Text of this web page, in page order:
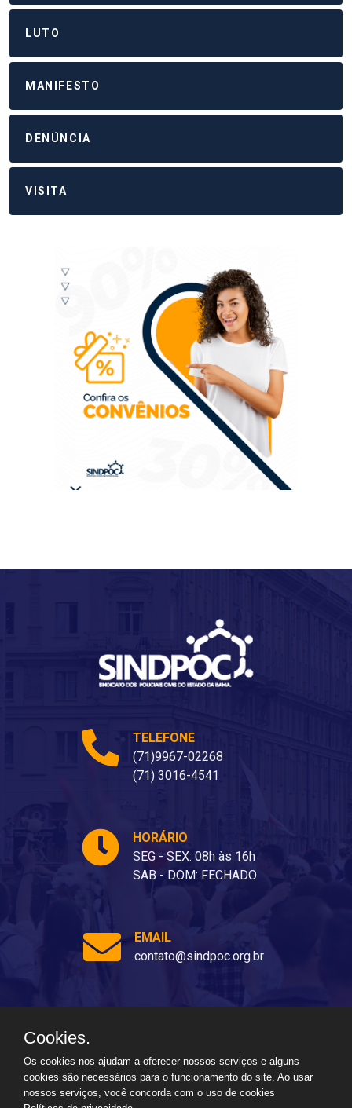
LUTO
MANIFESTO
DENÚNCIA
VISITA
TELEFONE
(71)9967-02268
(71) 3016-4541
HORÁRIO
SEG - SEX: 08h às 16h
SAB - DOM: FECHADO
EMAIL
contato@sindpoc.org.br
Ladeira dos Barris, 80 - Barris, Salvador - BA, 40070-310
Cookies.
Os cookies nos ajudam a oferecer nossos serviços e alguns
cookies são necessários para o funcionamento do site. Ao usar
nossos serviços, você concorda com o uso de cookies